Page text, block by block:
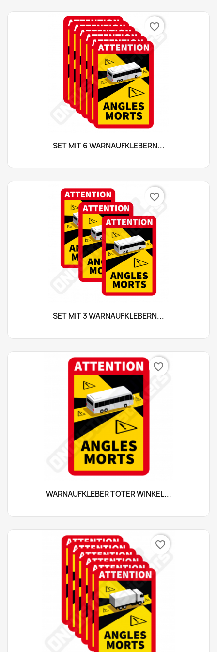
SET MIT 6 WARNAUFKLEBERN...
favorite_border
SET MIT 3 WARNAUFKLEBERN...
favorite_border
WARNAUFKLEBER TOTER WINKEL...
favorite_border
favorite_border